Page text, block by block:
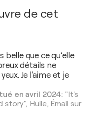
de cet
que ce qu’elle
détails ne
Je l'aime et je
en avril 2024: "It's
story", Huile, Émail sur